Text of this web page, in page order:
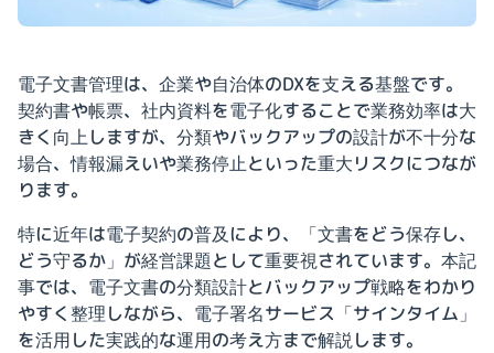
電子文書管理は、企業や自治体のDXを支える基盤です。
契約書や帳票、社内資料を電子化することで業務効率は大
きく向上しますが、分類やバックアップの設計が不十分な
場合、情報漏えいや業務停止といった重大リスクにつなが
ります。
特に近年は電子契約の普及により、「文書をどう保存し、
どう守るか」が経営課題として重要視されています。本記
事では、電子文書の分類設計とバックアップ戦略をわかり
やすく整理しながら、電子署名サービス「サインタイム」
を活用した実践的な運用の考え方まで解説します。